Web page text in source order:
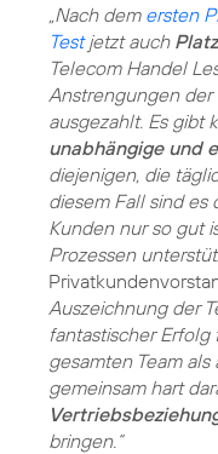
„Nach dem ersten
Testjetzt auch
Telecom Handel
Anstrengungen
ausgezahlt. Es gibt
unabhängige und
diejenigen, die
diesem Fall sind es
Kunden nur so gut
Prozessen
Auszeichnung der
fantastischer
gesamten Team
gemeinsam hart
bringen.“